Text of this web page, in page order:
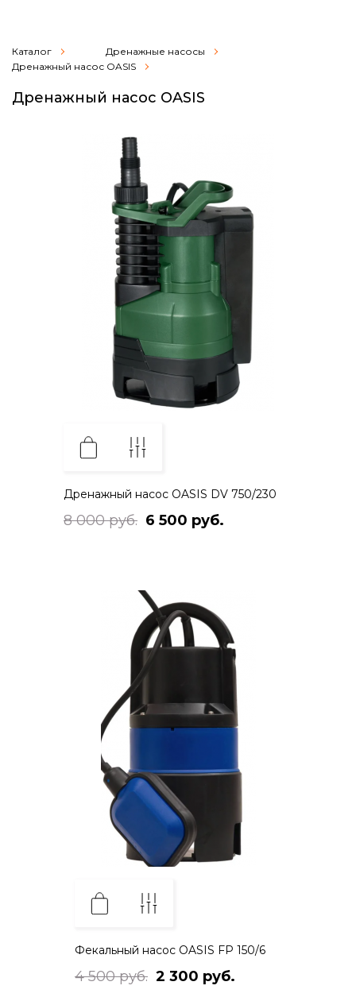
Каталог
Дренажные насосы
Дренажный насос OASIS
Дренажный насос OASIS
Дренажный насос OASIS DV 750/230
8 000 руб. 6 500 руб.
Фекальный насос OASIS FP 150/6
4 500 руб. 2 300 руб.